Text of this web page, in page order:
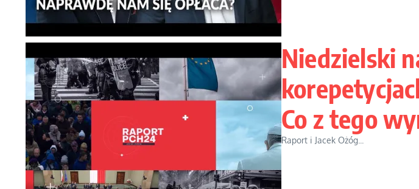
Niedzielski
Co z tego
Raport i Jacek Ożóg...